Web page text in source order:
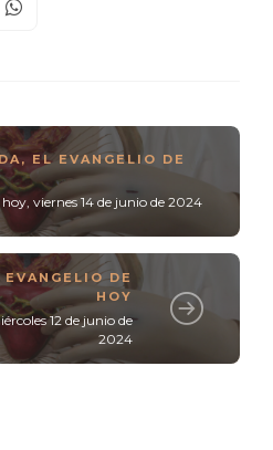
, EL EVANGELIO DE
viernes 14 de junio de 2024
EVANGELIO DE
HOY
12 de junio de
2024